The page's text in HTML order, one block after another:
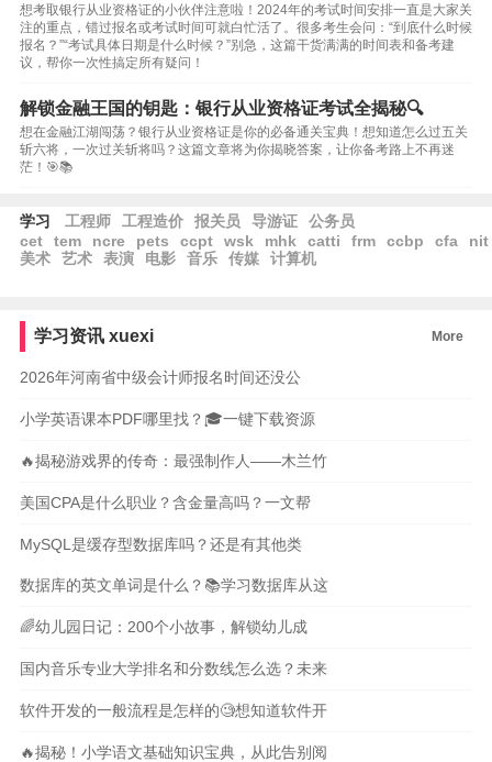
想考取银行从业资格证的小伙伴注意啦！2024年的考试时间安排一直是大家关
注的重点，错过报名或考试时间可就白忙活了。很多考生会问：“到底什么时候
报名？”“考试具体日期是什么时候？”别急，这篇干货满满的时间表和备考建
议，帮你一次性搞定所有疑问！
解锁金融王国的钥匙：银行从业资格证考试全揭秘🔍
想在金融江湖闯荡？银行从业资格证是你的必备通关宝典！想知道怎么过五关
斩六将，一次过关斩将吗？这篇文章将为你揭晓答案，让你备考路上不再迷
茫！🎯📚
学习 工程师 工程造价 报关员 导游证
公务员
cet
tem ncre pets ccpt wsk mhk catti frm ccbp cfa
nit
美术
艺术 表演 电影 音乐 传媒 计算机
学习资讯 xuexi More
2026年河南省中级会计师报名时间还没公
小学英语课本PDF哪里找？🎓一键下载资源
🔥揭秘游戏界的传奇：最强制作人——木兰竹
美国CPA是什么职业？含金量高吗？一文帮
MySQL是缓存型数据库吗？还是有其他类
数据库的英文单词是什么？📚学习数据库从这
🌈幼儿园日记：200个小故事，解锁幼儿成
国内音乐专业大学排名和分数线怎么选？未来
软件开发的一般流程是怎样的🧐想知道软件开
🔥揭秘！小学语文基础知识宝典，从此告别阅